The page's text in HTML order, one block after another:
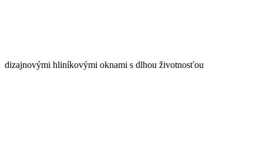
dizajnovými hliníkovými oknami s dlhou životnosťou